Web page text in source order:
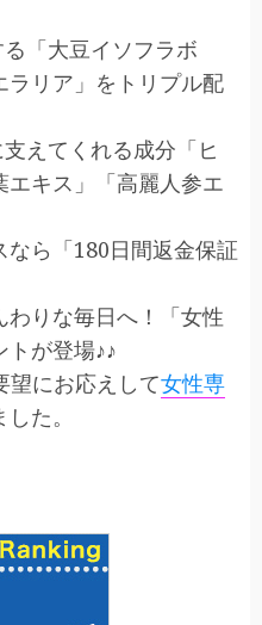
「大豆イソフラボ
ラリア」をトリプル配
えてくれる成分「ヒ
キス」「高麗人参エ
ら「180日間返金保証
りな毎日へ！「女性
が登場♪♪
望にお応えして女性専
た。